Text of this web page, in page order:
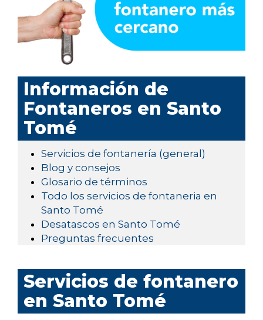
Información de
Fontaneros en Santo
Tomé
Servicios de fontanería (general)
Blog y consejos
Glosario de términos
Todo los servicios de fontaneria en
Santo Tomé
Desatascos en Santo Tomé
Preguntas frecuentes
Servicios de fontanero
en Santo Tomé